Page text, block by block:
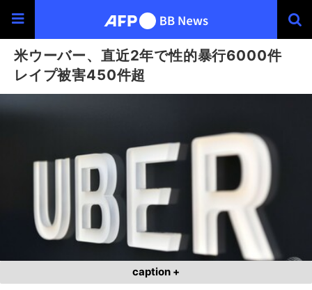
米ウーバー、直近2年で性的暴行6000件
レイプ被害450件超
caption +